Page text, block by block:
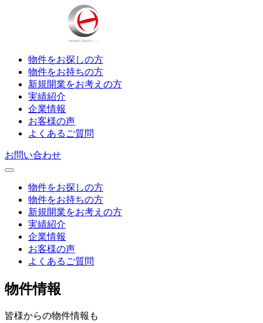
物件をお探しの方
物件をお持ちの方
新規開業をお考えの方
実績紹介
企業情報
お客様の声
よくあるご質問
お問い合わせ
物件をお探しの方
物件をお持ちの方
新規開業をお考えの方
実績紹介
企業情報
お客様の声
よくあるご質問
物件情報
皆様からの物件情報も